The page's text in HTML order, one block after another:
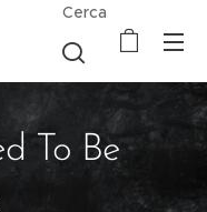
Cerca
To Be